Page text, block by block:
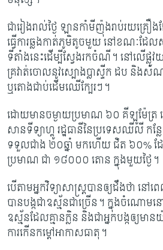
ជារៀងរាល់ថ្ងៃ ឡានកាំមីញ៉ុងរាប់រយគ្រ
ធ្វើ​ការឆ្លងកាត់ភូមិ​តូច​មួយ នៅខណៈដែល
ទីតាំងនេះ​ដើម្បីស្វែងរកចំណី។ នៅលើ​ផ្លូវ
គ្រវាត់ចោលនូវស្បោងប្លាស្ទីក ដប និង
ឬ​តោងជាប់ដើមឈើក្បែរៗ។
ដោយមានចម្ងាយប្រមាណ ៦០ គីឡូម៉ែត្រ
សានទីទ្យាហ្គូ រដ្ឋធានី​នៃ​ប្រទេស​ឈីលី កន្
ទទួលជាង ២០ឆ្នាំ មកហើយ ជិត ៦០% ដែ
ប្រមាណ ជា ១៨០០០ តោន ក្នុងមួយថ្ងៃ។
បើតាមអ្នកវិទ្យាសាស្រ្តបានឲ្យដឹងថា នៅ
បានបង្កជាឧស្ម័ន​ជាច្រើន​​។ ក្នុងចំណោមន
ឧស្ម័នដែលគ្មានក្លិន និង​ជា​អ្នក​បង្ក​ឲ្យ
ការ​កើន​កម្តៅ​អាកាសធាតុ។